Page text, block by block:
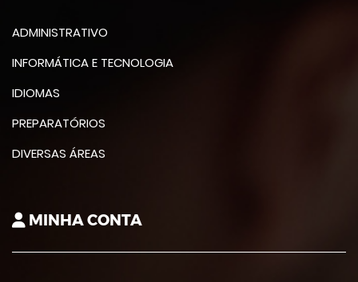
ADMINISTRATIVO
INFORMÁTICA E TECNOLOGIA
IDIOMAS
PREPARATÓRIOS
DIVERSAS ÁREAS
MINHA CONTA